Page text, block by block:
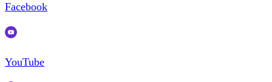
Facebook
YouTube